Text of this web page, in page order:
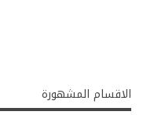
الاقسام المشهورة